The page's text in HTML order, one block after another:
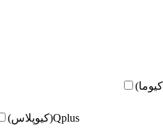
Qplus(کیوپلاس)